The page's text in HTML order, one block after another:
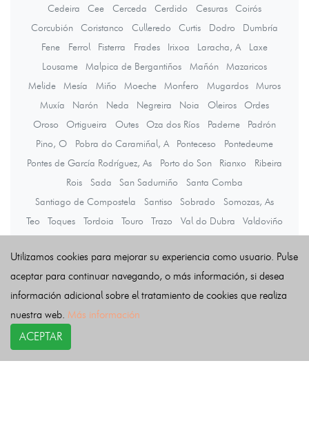
Cedeira
Cee Cerceda Cerdido Cesuras
Coirós
Corcubión
Coristanco Culleredo Curtis Dodro
Dumbría
Fene
Ferrol Fisterra Frades Irixoa Laracha, A
Laxe
Lousame
Malpica de Bergantiños Mañón
Mazaricos
Melide
Mesía Miño Moeche Monfero Mugardos
Muros
Muxía
Narón Neda Negreira Noia Oleiros
Ordes
Oroso
Ortigueira Outes Oza dos Ríos Paderne
Padrón
Pino, O
Pobra do Caramiñal, A Ponteceso
Pontedeume
Pontes de García Rodríguez, As
Porto do Son Rianxo
Ribeira
Rois
Sada San Sadurniño
Santa Comba
Santiago de Compostela
Santiso Sobrado
Somozas, As
Teo
Toques Tordoia Touro Trazo Val do Dubra
Valdoviño
Últimas noticias
Utilizamos cookies para mejorar su experiencia como usuario. Pulse
aceptar para continuar navegando, o más información, si desea
información adicional sobre el tratamiento de cookies que realiza
nuestra web. Más información
ACEPTAR